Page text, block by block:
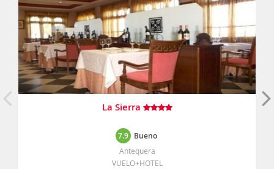
La Sierra
7.9 Bueno
Antequera
VUELO+HOTEL